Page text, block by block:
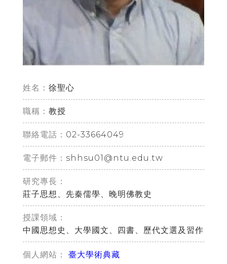
姓名： 徐聖心
職稱： 教授
聯絡電話： 02-33664049
電子郵件： shhsu01@ntu.edu.tw
研究專長：
莊子思想、先秦儒學、晚明佛教史
授課領域：
中國思想史、大學國文、四書、歷代文選及習作
個人網站： 臺大學術典藏